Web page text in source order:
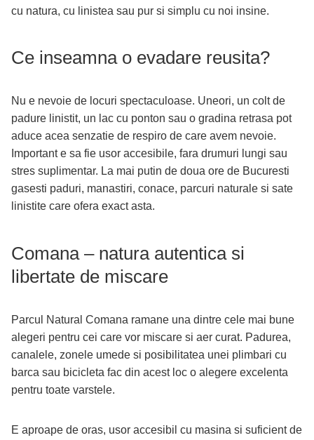
cu natura, cu linistea sau pur si simplu cu noi insine.
Ce inseamna o evadare reusita?
Nu e nevoie de locuri spectaculoase. Uneori, un colt de
padure linistit, un lac cu ponton sau o gradina retrasa pot
aduce acea senzatie de respiro de care avem nevoie.
Important e sa fie usor accesibile, fara drumuri lungi sau
stres suplimentar. La mai putin de doua ore de Bucuresti
gasesti paduri, manastiri, conace, parcuri naturale si sate
linistite care ofera exact asta.
Comana – natura autentica si
libertate de miscare
Parcul Natural Comana ramane una dintre cele mai bune
alegeri pentru cei care vor miscare si aer curat. Padurea,
canalele, zonele umede si posibilitatea unei plimbari cu
barca sau bicicleta fac din acest loc o alegere excelenta
pentru toate varstele.
E aproape de oras, usor accesibil cu masina si suficient de